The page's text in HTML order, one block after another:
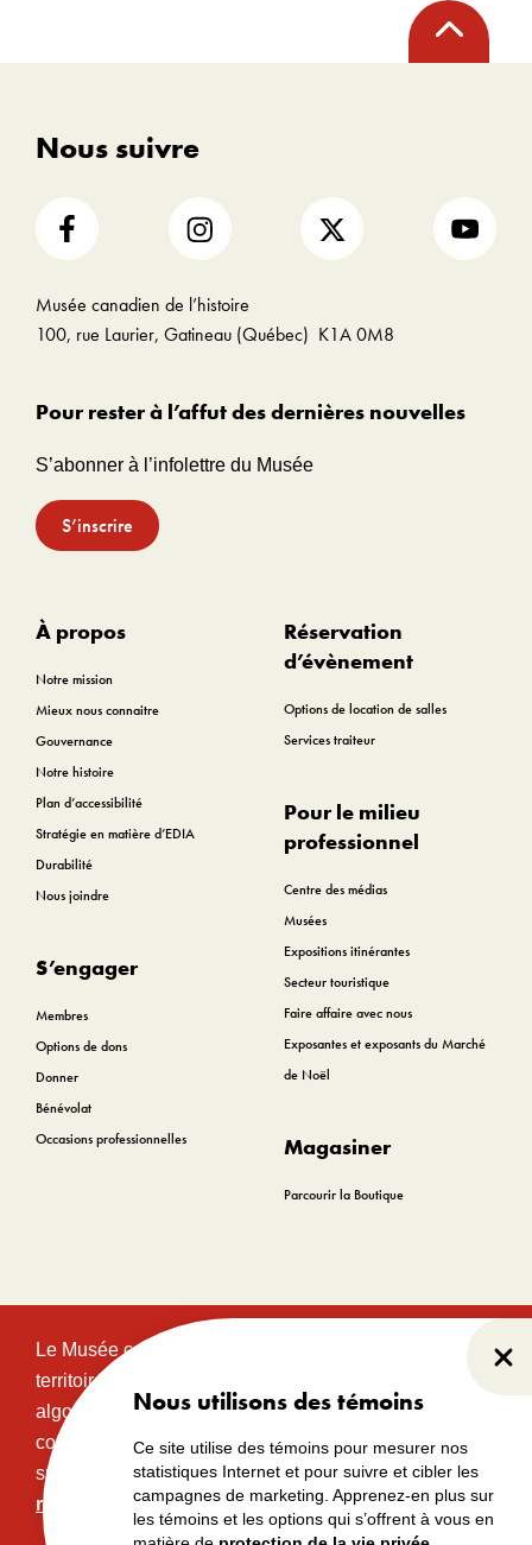
Nous utilisons des témoins
Ce site utilise des témoins pour mesurer nos
statistiques Internet et pour suivre et cibler les
campagnes de marketing. Apprenez-en plus sur
les témoins et les options qui s’offrent à vous en
Retour
en
Nous suivre
Musée canadien de l’histoire
100, rue Laurier, Gatineau (Québec) K1A 0M8
Pour rester à l’affut des dernières nouvelles
S’abonner à l’infolettre du Musée
S’inscrire
À propos
Notre mission
Mieux nous connaitre
Gouvernance
Notre histoire
Plan d’accessibilité
Stratégie en matière d’EDIA
Durabilité
Nous joindre
S’engager
Membres
Options de dons
Donner
Bénévolat
Occasions professionnelles
Réservation
d’évènement
Options de location de salles
Services traiteur
Pour le milieu
professionnel
Centre des médias
Musées
Expositions itinérantes
Secteur touristique
Faire affaire avec nous
Exposantes et exposants du Marché
de Noël
Magasiner
Parcourir la Boutique
Le Musée canadien de l’histoire est situé sur le
territoire traditionnel et non cédé des communautés
algonquines Anishinabeg. Ce territoire a eu et
continue d’avoir une grande importance historique,
spirituelle et sacrée.Lire l’intégralité de la
reconnaissance territoriale.